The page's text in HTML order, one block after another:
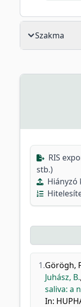
Szakma
RIS
stb.)
Hiányzó
1.Görögh,
Juhász, B.,
saliva: a
In: